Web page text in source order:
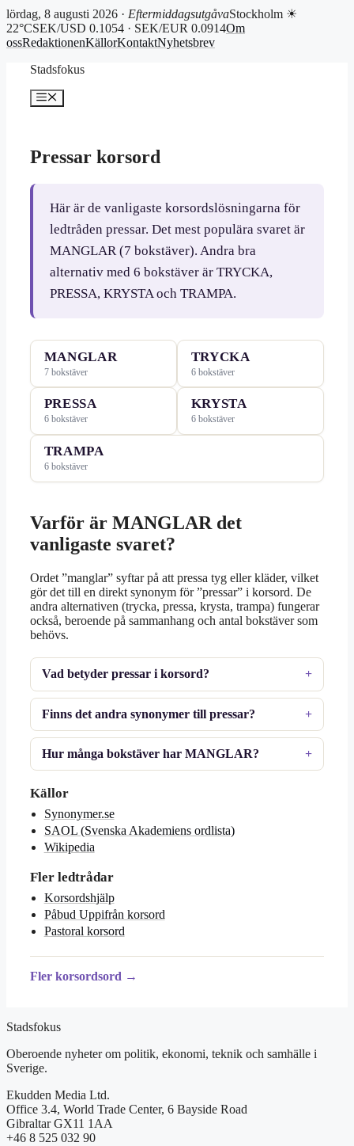
lördag, 8 augusti 2026 · EftermiddagsutgåvaStockholm ☀
22°CSEK/USD 0.1054 · SEK/EUR 0.0914Om
ossRedaktionenKällorKontaktNyhetsbrev
Stadsfokus
Meny
Pressar korsord
Här är de vanligaste korsordslösningarna för
ledtråden pressar. Det mest populära svaret är
MANGLAR (7 bokstäver). Andra bra
alternativ med 6 bokstäver är TRYCKA,
PRESSA, KRYSTA och TRAMPA.
MANGLAR
7 bokstäver
TRYCKA
6 bokstäver
PRESSA
6 bokstäver
KRYSTA
6 bokstäver
TRAMPA
6 bokstäver
Varför är MANGLAR det
vanligaste svaret?
Ordet ”manglar” syftar på att pressa tyg eller kläder, vilket
gör det till en direkt synonym för ”pressar” i korsord. De
andra alternativen (trycka, pressa, krysta, trampa) fungerar
också, beroende på sammanhang och antal bokstäver som
behövs.
Vad betyder pressar i korsord?
Finns det andra synonymer till pressar?
Hur många bokstäver har MANGLAR?
Källor
Synonymer.se
SAOL (Svenska Akademiens ordlista)
Wikipedia
Fler ledtrådar
Korsordshjälp
Påbud Uppifrån korsord
Pastoral korsord
Fler korsordsord →
Stadsfokus
Oberoende nyheter om politik, ekonomi, teknik och samhälle i
Sverige.
Ekudden Media Ltd.
Office 3.4, World Trade Center, 6 Bayside Road
Gibraltar GX11 1AA
+46 8 525 032 90